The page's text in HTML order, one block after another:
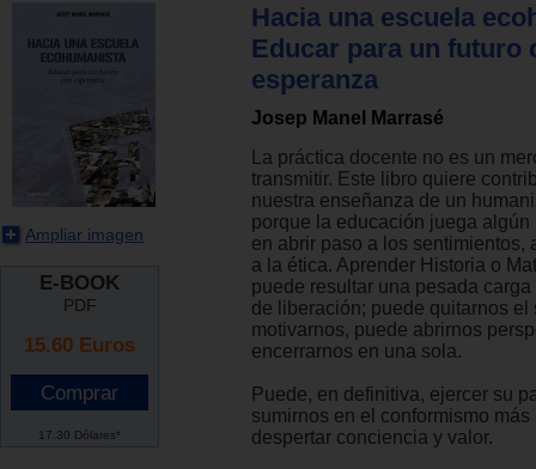
Ampliar imagen
E-BOOK
PDF
15.60 Euros
17.30 Dólares*
Hacia una escuela
Educar para un futuro
esperanza
Josep Manel Marrasé
La práctica docente no es un
transmitir. Este libro quiere
nuestra enseñanza de un
porque la educación juega
en abrir paso a los sentimientos,
a la ética. Aprender Historia o
puede resultar una pesada
de liberación; puede quitarnos el
motivarnos, puede abrirnos
encerrarnos en una sola.
Puede, en definitiva, ejercer su
sumirnos en el conformismo más
despertar conciencia y valor.